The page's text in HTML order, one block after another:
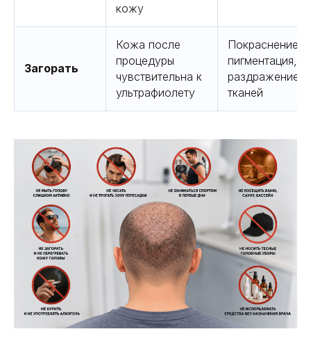
кожу
Загорать
Кожа после
процедуры
чувствительна к
ультрафиолету
Покраснение,
пигментация,
раздражение
тканей